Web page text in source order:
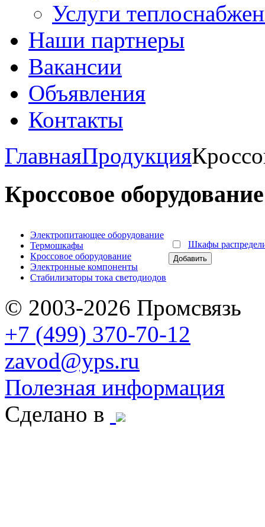
Услуги
Наши партнеры
Вакансии
Объявления
Контакты
ГлавнаяПродукция
Кроссовое оборудование
Электропитающее оборудование
Термошкафы
Кроссовое оборудование
Электронные компоненты
Стабилизаторы тока светодиодов
Шкафы
© 2003-2026 Промсвязь
+7 (499) 370-70-12
zavod@yps.ru
Полезная информация
Сделано в